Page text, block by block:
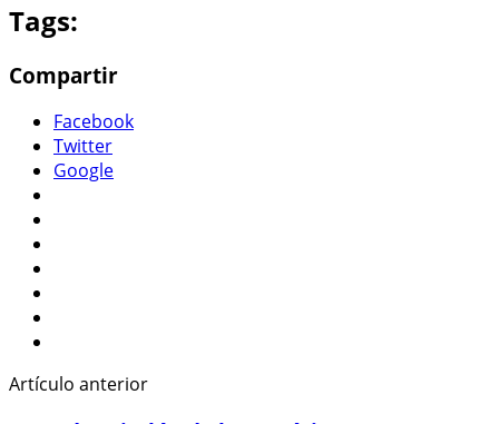
Tags:
Compartir
Facebook
Twitter
Google
Artículo anterior